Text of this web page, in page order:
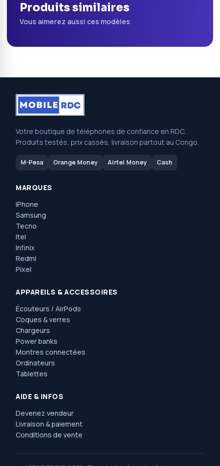
Produits similaires
Vous aimerez aussi ces modèles
Votre boutique de téléphones de confiance en RDC.
Produits testés, prix cassés, livraison partout au Congo.
M-Pesa Orange Money Airtel Money Cash
MARQUES
iPhone
Samsung
Tecno
Itel
Infinix
Redmi
Pixel
APPAREILS & ACCESSOIRES
Écouteurs / AirPods
Coques & verres
Chargeurs
Power banks
Montres connectées
Ordinateurs
Tablettes
AIDE & INFOS
Devenez vendeur
Livraison & paiement
Conditions de vente